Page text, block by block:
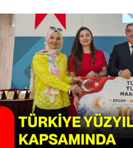
SPOR
11:11 MANŞET